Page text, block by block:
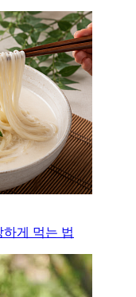
하게 먹는 법